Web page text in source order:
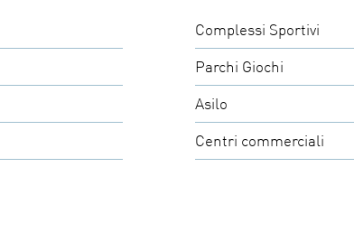
Complessi Sportivi
Parchi Giochi
Asilo
Centri commerciali